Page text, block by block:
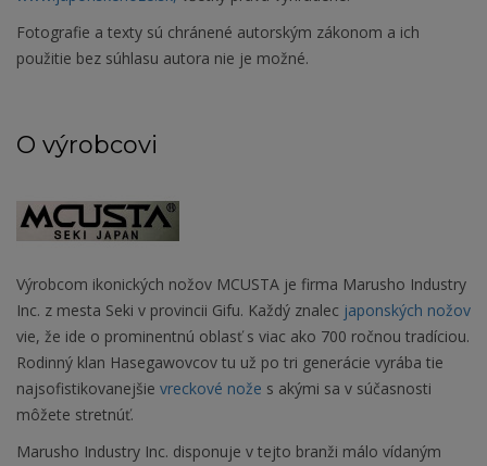
Fotografie a texty sú chránené autorským zákonom a ich
použitie bez súhlasu autora nie je možné.
O výrobcovi
Výrobcom ikonických nožov MCUSTA je firma Marusho Industry
Inc. z mesta Seki v provincii Gifu. Každý znalec japonských nožov
vie, že ide o prominentnú oblasť s viac ako 700 ročnou tradíciou.
Rodinný klan Hasegawovcov tu už po tri generácie vyrába tie
najsofistikovanejšie vreckové nože s akými sa v súčasnosti
môžete stretnúť.
Marusho Industry Inc. disponuje v tejto branži málo vídaným